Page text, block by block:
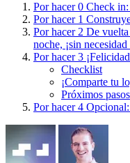
Por hacer 0 Check
Por hacer 1
Por hacer 2 De
noche, ¡sin
Por hacer 3
Checklist
¡Comparte tu
Próximos pasos
Por hacer 4